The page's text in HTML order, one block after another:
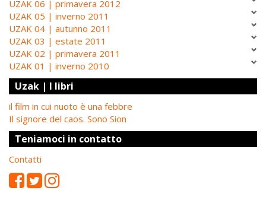
UZAK 06 | primavera 2012
UZAK 05 | inverno 2011
UZAK 04 | autunno 2011
UZAK 03 | estate 2011
UZAK 02 | primavera 2011
UZAK 01 | inverno 2010
Uzak | I libri
il film in cui nuoto è una febbre
Il signore del caos. Sono Sion
Teniamoci in contatto
Contatti